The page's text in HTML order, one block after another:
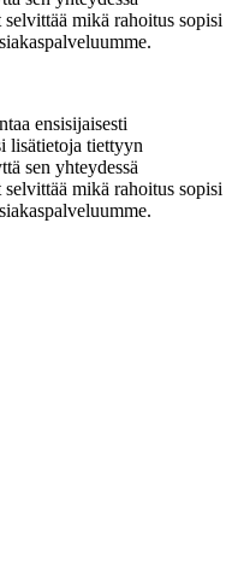
mikä rahoitus sopisi
ensisijaisesti
lisätietoja tiettyyn
sen yhteydessä
mikä rahoitus sopisi